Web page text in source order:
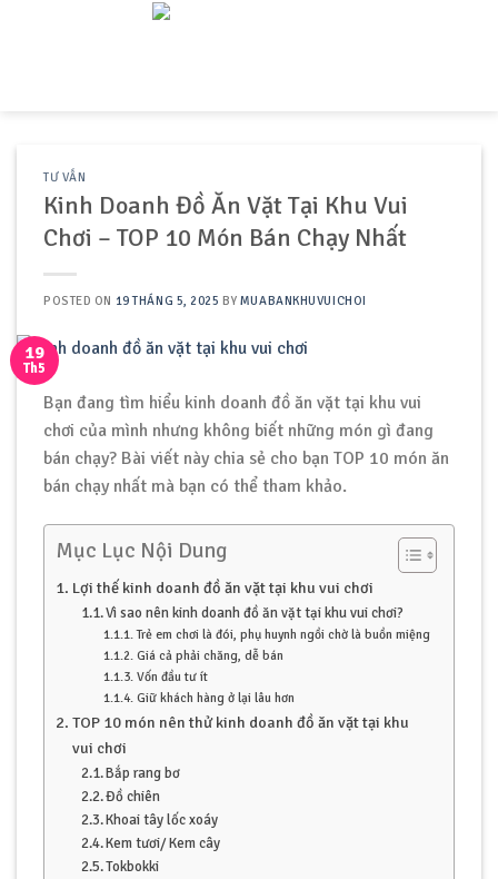
TƯ VẤN
Kinh Doanh Đồ Ăn Vặt Tại Khu Vui
Chơi – TOP 10 Món Bán Chạy Nhất
POSTED ON 19 THÁNG 5, 2025 BY MUABANKHUVUICHOI
19
Th5
Bạn đang tìm hiểu kinh doanh đồ ăn vặt tại khu vui
chơi của mình nhưng không biết những món gì đang
bán chạy? Bài viết này chia sẻ cho bạn TOP 10 món ăn
bán chạy nhất mà bạn có thể tham khảo.
Mục Lục Nội Dung
Lợi thế kinh doanh đồ ăn vặt tại khu vui chơi
Vì sao nên kinh doanh đồ ăn vặt tại khu vui chơi?
Trẻ em chơi là đói, phụ huynh ngồi chờ là buồn miệng
Giá cả phải chăng, dễ bán
Vốn đầu tư ít
Giữ khách hàng ở lại lâu hơn
TOP 10 món nên thử kinh doanh đồ ăn vặt tại khu
vui chơi
Bắp rang bơ
Đồ chiên
Khoai tây lốc xoáy
Kem tươi/ Kem cây
Tokbokki